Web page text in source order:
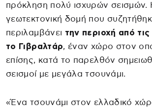
πρόκληση πολύ ισχυρών σεισμών.
γεωτεκτονική δομή που
περιλαμβάνει την περιοχή από
το Γιβραλτάρ, έναν χώρο στον
επίσης, κατά το παρελθόν
σεισμοί με μεγάλα τσουνάμι.
«Ένα τσουνάμι στον ελλαδικό